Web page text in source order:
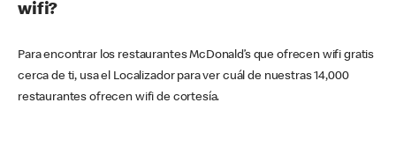
wifi?
Para encontrar los restaurantes McDonald’s que ofrecen wifi gratis
cerca de ti, usa el Localizador para ver cuál de nuestras 14,000
restaurantes ofrecen wifi de cortesía.